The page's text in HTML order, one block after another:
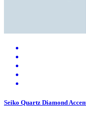
Seiko Quartz Diamond